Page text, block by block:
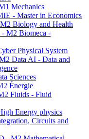
Mechanics
- Master in Economics
Biology and Health
M2 Biomeca -
Physical System
Data AI - Data and
Sciences
Énergie
Fluids - Fluid
Energy physics
Circuits and